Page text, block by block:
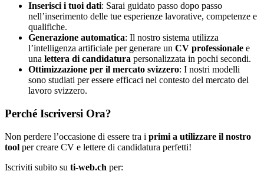
Inserisci i tuoi dati: Sarai guidato passo dopo passo
nell’inserimento delle tue esperienze lavorative, competenze e
qualifiche.
Generazione automatica: Il nostro sistema utilizza
l’intelligenza artificiale per generare un CV professionale e
una lettera di candidatura personalizzata in pochi secondi.
Ottimizzazione per il mercato svizzero: I nostri modelli
sono studiati per essere efficaci nel contesto del mercato del
lavoro svizzero.
Perché Iscriversi Ora?
Non perdere l’occasione di essere tra i primi a utilizzare il nostro
tool per creare CV e lettere di candidatura perfetti!
Iscriviti subito su ti-web.ch per: